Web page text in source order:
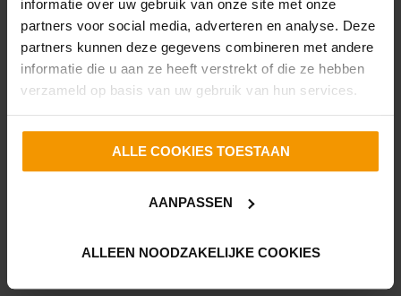
informatie over uw gebruik van onze site met onze
partners voor social media, adverteren en analyse. Deze
partners kunnen deze gegevens combineren met andere
informatie die u aan ze heeft verstrekt of die ze hebben
verzameld op basis van uw gebruik van hun services.
ALLE COOKIES TOESTAAN
AANPASSEN
ALLEEN NOODZAKELIJKE COOKIES
De sfeervolle woonkamer is ruim en licht en heeft
vloerverwarming. Via een paar treden bereik je de open
leef keuken. Dit is een fantastische plek om te verblijven.
pellet kachel (2025) en riante opbergruimte onder de XO-
De keuken is luxe en heeft twee blokken. Het keukenblok
vaatwasser (’24), Quooker (’25) met kokend en bruisend
elektrische ovens en een aparte grill. De achterdeur heeft